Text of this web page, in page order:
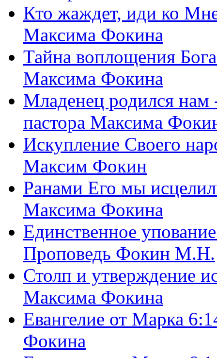
Кто жаждет, иди ко
Максима Фокина
Тайна воплощения
Максима Фокина
Младенец родился
пастора Максима
Искупление Своего
Максим Фокин
Ранами Его мы
Максима Фокина
Единственное
Проповедь Фокин М.Н.
Столп и утверждение
Максима Фокина
Евангелие от Марка
Фокина